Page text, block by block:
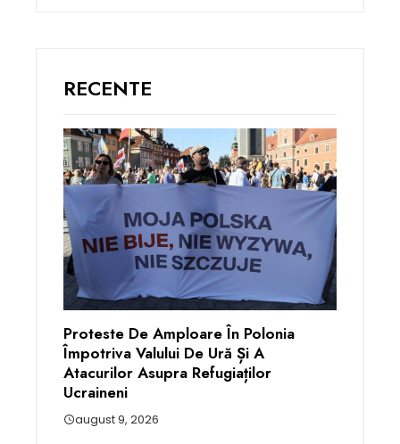
RECENTE
Proteste De Amploare În Polonia
Împotriva Valului De Ură Și A
Atacurilor Asupra Refugiaților
Ucraineni
august 9, 2026